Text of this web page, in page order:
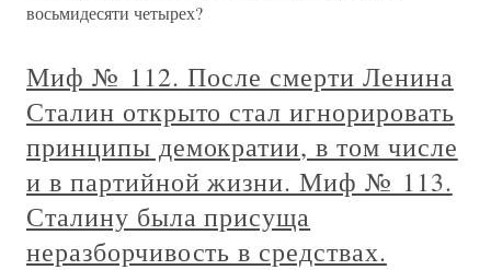
восьмидесяти четырех?
Миф № 112. После смерти Ленина
Сталин открыто стал игнорировать
принципы демократии, в том числе
и в партийной жизни. Миф № 113.
Сталину была присуща
неразборчивость в средствах.